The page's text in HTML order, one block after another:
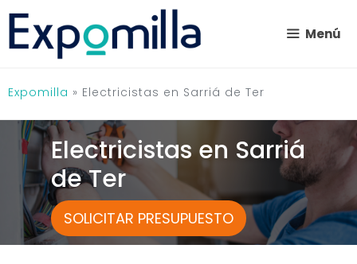
Saltar
contenido
Menú
Expomilla » Electricistas en Sarriá de Ter
Electricistas en Sarriá
de Ter
SOLICITAR PRESUPUESTO